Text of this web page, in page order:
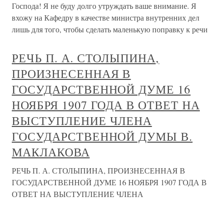
Господа! Я не буду долго утруждать ваше внимание. Я
вхожу на Кафедру в качестве министра внутренних дел
лишь для того, чтобы сделать маленькую поправку к речи
РЕЧЬ П. А. СТОЛЫПИНА,
ПРОИЗНЕСЕННАЯ В
ГОСУДАРСТВЕННОЙ ДУМЕ 16
НОЯБРЯ 1907 ГОДА В ОТВЕТ НА
ВЫСТУПЛЕНИЕ ЧЛЕНА
ГОСУДАРСТВЕННОЙ ДУМЫ В.
МАКЛАКОВА
РЕЧЬ П. А. СТОЛЫПИНА, ПРОИЗНЕСЕННАЯ В
ГОСУДАРСТВЕННОЙ ДУМЕ 16 НОЯБРЯ 1907 ГОДА В
ОТВЕТ НА ВЫСТУПЛЕНИЕ ЧЛЕНА